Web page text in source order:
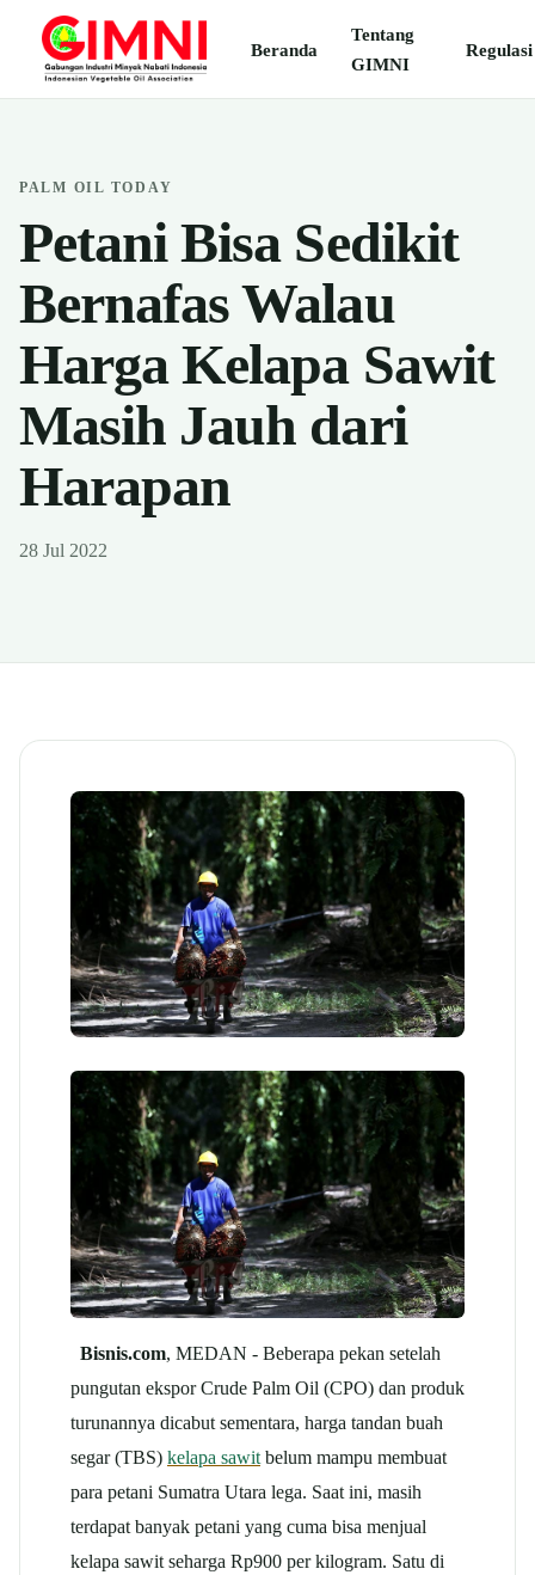
Beranda
Tentang
GIMNI
Regulasi
PALM OIL TODAY
Petani Bisa Sedikit
Bernafas Walau
Harga Kelapa Sawit
Masih Jauh dari
Harapan
28 Jul 2022
Bisnis.com, MEDAN - Beberapa pekan setelah
pungutan ekspor Crude Palm Oil (CPO) dan produk
turunannya dicabut sementara, harga tandan buah
segar (TBS) kelapa sawitbelum mampu membuat
para petani Sumatra Utara lega. Saat ini, masih
terdapat banyak petani yang cuma bisa menjual
kelapa sawit seharga Rp900 per kilogram. Satu di